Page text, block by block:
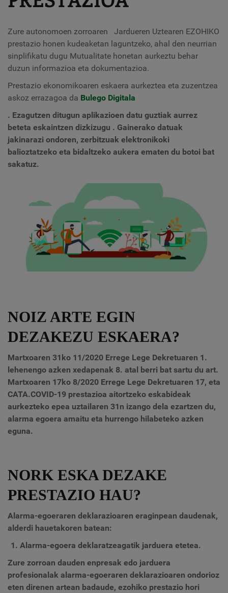
Zure autonomoen zorroaren
Jardueren Uztearen EZOHIKO
prestazio honen kudeaketan laguntzeko, ahal den neurrian
sinplifikatu dugu Mutualitate honetan aurkeztu behar
duzun informazioa eta dokumentazioa.
Prestazio ekonomikoaren eskaera aurkeztea eta zuzentzea
askoz errazagoa da Bulego Digitala
. Ezagutzen ditugun aplikazioen datu guztiak aurrez
beteta eskaintzen dizkizugu . Gainerako datuak
jakinarazi ondoren, zerbitzuak elektronikoki
balioztatzeko eta bidaltzeko aukera ematen du botoi bat
sakatuz.
NOIZ ARTE EGIN
DEZAKEZU ESKAERA?
Martxoaren 31ko 11/2020 Errege Lege Dekretuaren 1.
lehenengo azken xedapenak 8. atal berri bat sartu du art.
Martxoaren 17ko 8/2020 Errege Lege Dekretuaren 17, eta
CATA.COVID-19 prestazioa aitortzeko eskabideak
aurkezteko epea uztailaren 31n izango dela ezartzen du,
alarma egoera amaitu eta hurrengo hilabeteko azken
eguna.
NORK ESKA DEZAKE
PRESTAZIO HAU?
Alarma-egoeraren deklarazioaren eraginpean daudenak,
alderdi hauetakoren batean:
Alarma-egoera deklaratzeagatik jarduera etetea.
Zure zorroan dauden enpresak edo jarduera
profesionalak alarma-egoeraren deklarazioaren ondorioz
eten direnen artean badaude, ezohiko prestazio hori